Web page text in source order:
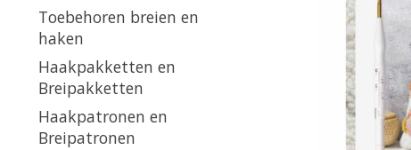
Toebehoren breien en
haken
Haakpakketten en
Breipakketten
Haakpatronen en
Breipatronen